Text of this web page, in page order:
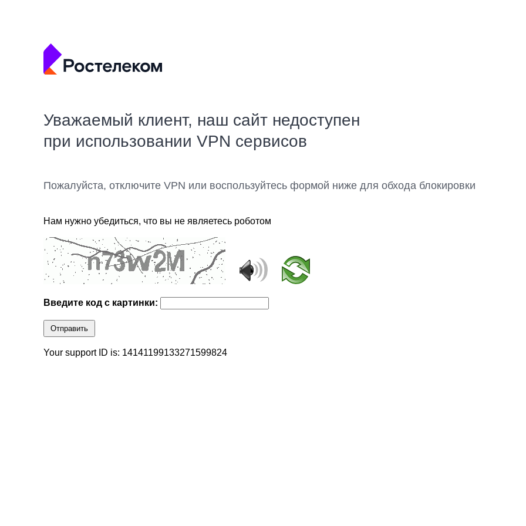
Уважаемый клиент, наш сайт недоступен
при использовании VPN сервисов
Пожалуйста, отключите VPN или воспользуйтесь формой ниже для обхода блокировки
Нам нужно убедиться, что вы не являетесь роботом
Введите код с картинки:
Отправить
Your support ID is: 14141199133271599824